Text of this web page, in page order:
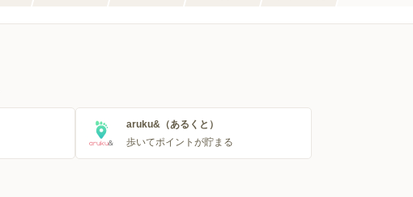
aruku&（あるくと）
歩いてポイントが貯まる